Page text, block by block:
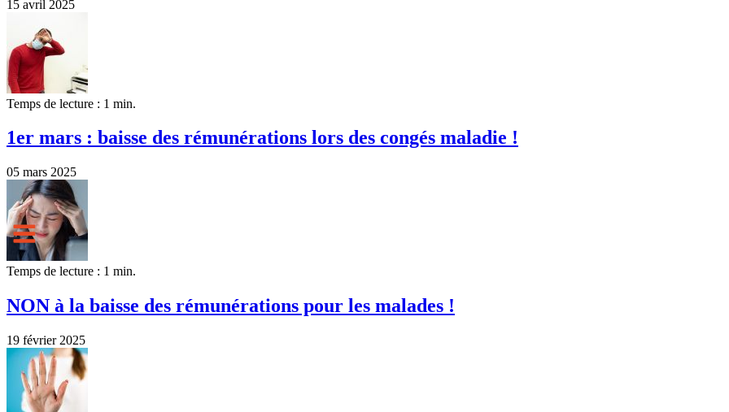
15 avril 2025
Temps de lecture : 1 min.
1er mars : baisse des rémunérations lors des congés maladie !
05 mars 2025
Temps de lecture : 1 min.
NON à la baisse des rémunérations pour les malades !
19 février 2025